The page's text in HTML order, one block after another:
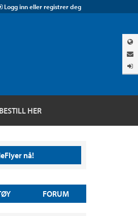
Logg inn eller registrer deg
BESTILL HER
nå!
FORUM